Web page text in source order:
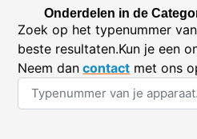
Onderdelen in de
Zoek op het typenummer
beste resultaten.Kun je een
Neem dan contact met ons